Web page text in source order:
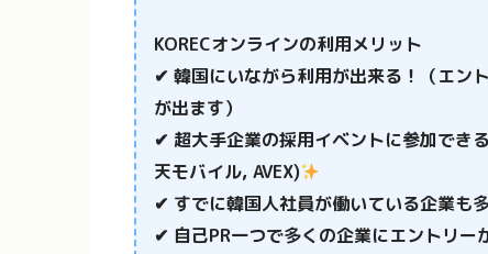
KORECオンラインの利用メリット
✔ 韓国にいながら利用が出来る！（エン
が出ます）
✔ 超大手企業の採用イベントに参加で
天モバイル, AVEX)
✔ すでに韓国人社員が働いている企業も
✔ 自己PR一つで多くの企業にエントリー